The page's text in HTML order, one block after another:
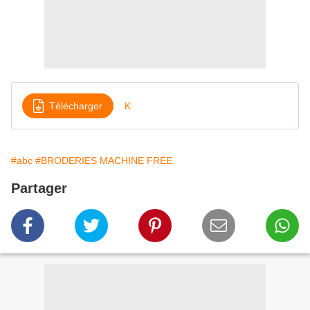
Télécharger K
#abc #BRODERIES MACHINE FREE
Partager